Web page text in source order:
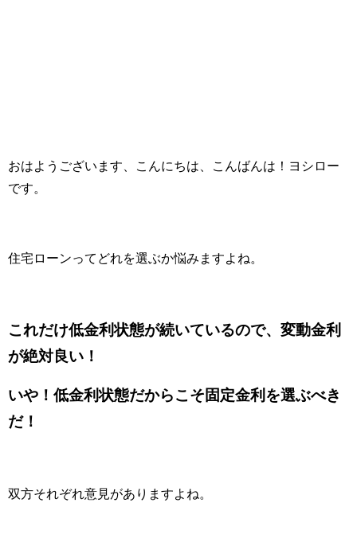
おはようございます、こんにちは、こんばんは！ヨシロー
です。
住宅ローンってどれを選ぶか悩みますよね。
これだけ低金利状態が続いているので、変動金利
が絶対良い！
いや！低金利状態だからこそ固定金利を選ぶべき
だ！
双方それぞれ意見がありますよね。